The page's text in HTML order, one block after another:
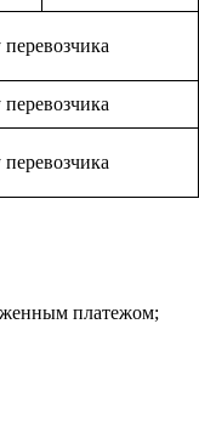
перевозчика
перевозчика
перевозчика
платежом;